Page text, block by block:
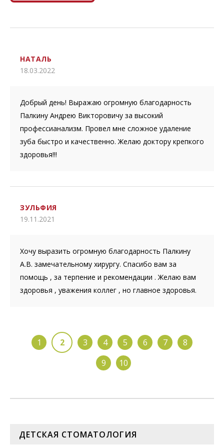
НАТАЛЬ
18.03.2022
Добрый день! Выражаю огромную благодарность
Палкину Андрею Викторовичу за высокий
профессианализм. Провел мне сложное удаление
зуба быстро и качественно. Желаю доктору крепкого
здоровья!!!
ЗУЛЬФИЯ
19.11.2021
Хочу выразить огромную благодарность Палкину
А.В. замечательному хирургу. Спасибо вам за
помощь , за терпение и рекомендации . Желаю вам
здоровья , уважения коллег , но главное здоровья.
1 2 3 4 5 6 7
8
9
10
ДЕТСКАЯ СТОМАТОЛОГИЯ